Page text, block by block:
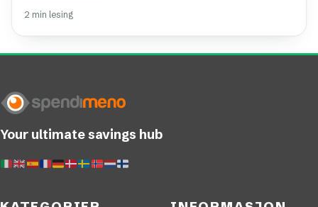
2 min lesing
Your ultimate savings hub